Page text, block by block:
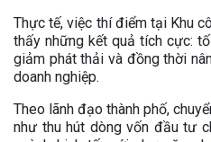
Thực tế, việc thí điểm tại Khu
thấy những kết quả tích cực:
giảm phát thải và đồng thời
doanh nghiệp.
Theo lãnh đạo thành phố,
như thu hút dòng vốn đầu tư